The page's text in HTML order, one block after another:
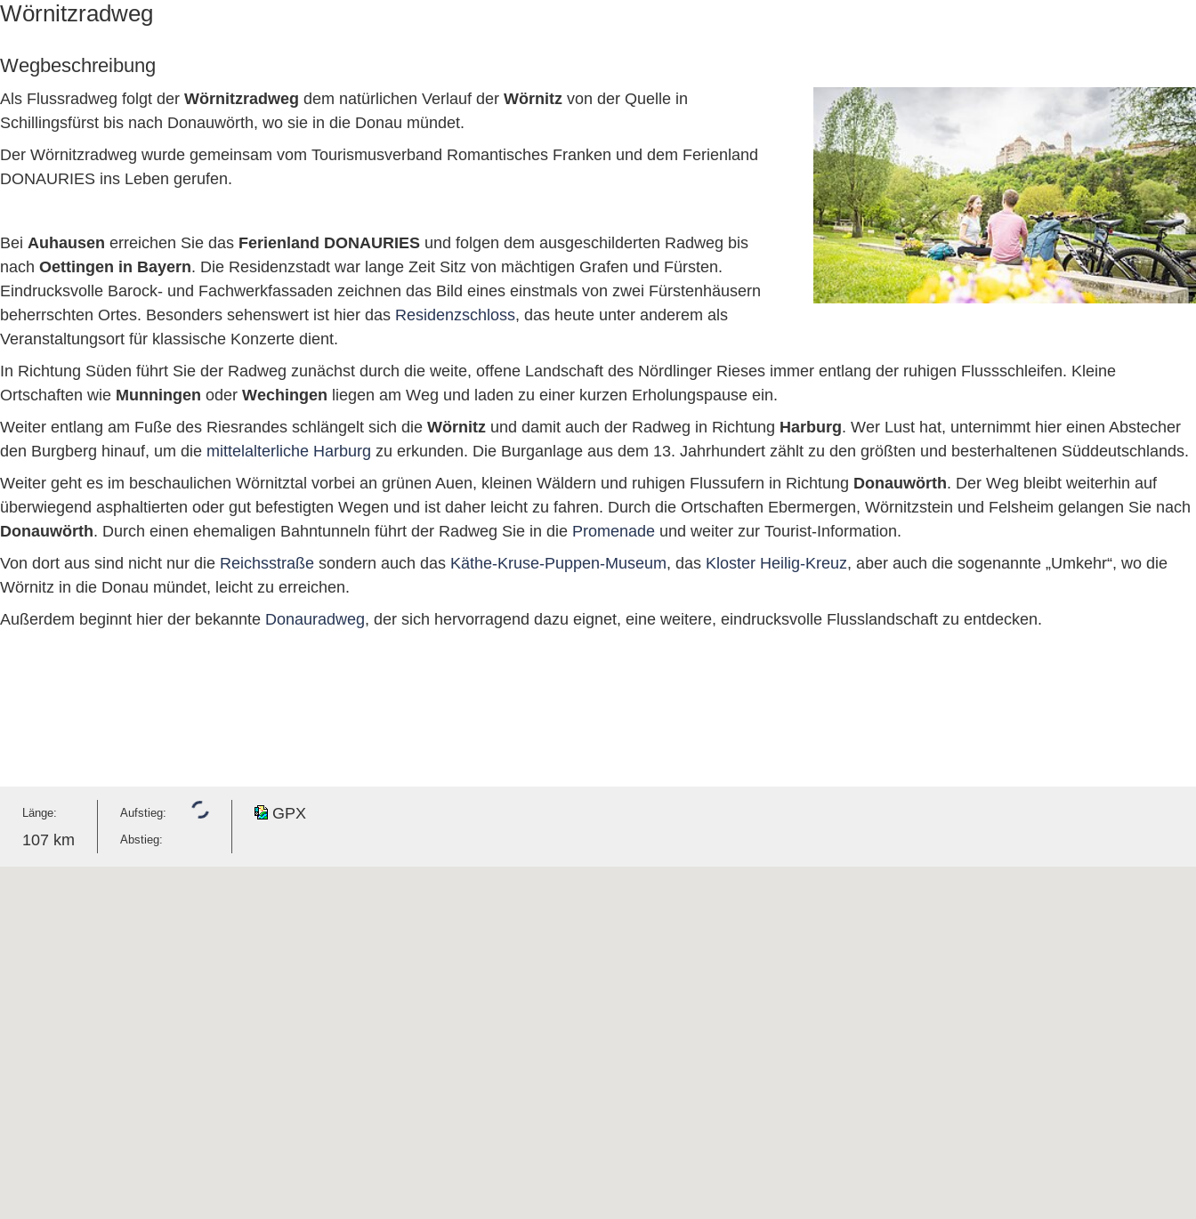
Wörnitzradweg
Wegbeschreibung
Als Flussradweg folgt der Wörnitzradweg dem natürlichen Verlauf der Wörnitz von der Quelle in
Schillingsfürst bis nach Donauwörth, wo sie in die Donau mündet.
Der Wörnitzradweg wurde gemeinsam vom Tourismusverband Romantisches Franken und dem Ferienland
DONAURIES ins Leben gerufen.
Bei Auhausen erreichen Sie das Ferienland DONAURIES und folgen dem ausgeschilderten Radweg bis
nach Oettingen in Bayern. Die Residenzstadt war lange Zeit Sitz von mächtigen Grafen und Fürsten.
Eindrucksvolle Barock- und Fachwerkfassaden zeichnen das Bild eines einstmals von zwei Fürstenhäusern
beherrschten Ortes. Besonders sehenswert ist hier das Residenzschloss, das heute unter anderem als
Veranstaltungsort für klassische Konzerte dient.
In Richtung Süden führt Sie der Radweg zunächst durch die weite, offene Landschaft des Nördlinger Rieses immer entlang der ruhigen Flussschleifen. Kleine
Ortschaften wie Munningen oder Wechingen liegen am Weg und laden zu einer kurzen Erholungspause ein.
Weiter entlang am Fuße des Riesrandes schlängelt sich die Wörnitz und damit auch der Radweg in Richtung Harburg. Wer Lust hat, unternimmt hier einen Abstecher
den Burgberg hinauf, um die mittelalterliche Harburg zu erkunden. Die Burganlage aus dem 13. Jahrhundert zählt zu den größten und besterhaltenen Süddeutschlands.
Weiter geht es im beschaulichen Wörnitztal vorbei an grünen Auen, kleinen Wäldern und ruhigen Flussufern in Richtung Donauwörth. Der Weg bleibt weiterhin auf
überwiegend asphaltierten oder gut befestigten Wegen und ist daher leicht zu fahren. Durch die Ortschaften Ebermergen, Wörnitzstein und Felsheim gelangen Sie nach
Donauwörth. Durch einen ehemaligen Bahntunneln führt der Radweg Sie in die Promenade und weiter zur Tourist-Information.
Von dort aus sind nicht nur die Reichsstraße sondern auch das Käthe-Kruse-Puppen-Museum, das Kloster Heilig-Kreuz, aber auch die sogenannte „Umkehr“, wo die
Wörnitz in die Donau mündet, leicht zu erreichen.
Außerdem beginnt hier der bekannte Donauradweg, der sich hervorragend dazu eignet, eine weitere, eindrucksvolle Flusslandschaft zu entdecken.
Länge:
107 km
Aufstieg: Wird geladen...
Abstieg:
GPX